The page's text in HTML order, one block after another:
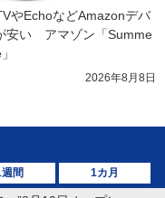
やEchoなどAmazonデバ
安い　アマゾン「Summe
2026年8月8日
間 1カ月